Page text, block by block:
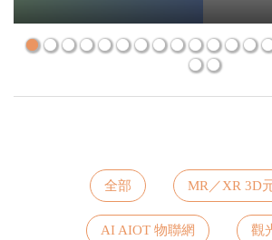
快速落地解決方案
浸感的
全部 MR／XR 3D
AI AIOT 物聯網 觀